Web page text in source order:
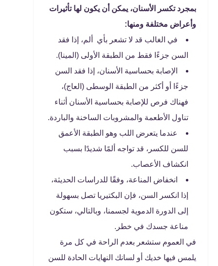
بمجرد تكسر الأسنان، يمكن أن يكون لها تأثيرات
وأعراض مختلفة ومنها:
في الغالب قد لا تشعر بأي ألم، إذا فقد
السن جزءًا فقط من الطبقة الأولى (المينا).
الإصابة بحساسية الأسنان، إذا فقد السن
جزءًا أو أكثر من الطبقة الوسطى (العاج)،
فهناك فرص للإصابة بحساسية الأسنان أثناء
تناول الأطعمة والمشروبات الساخنة والباردة.
عندما يتعرض اللب وهو الطبقة الأعمق
للسن للكسر، قد تواجه ألمًا شديدًا بسبب
انكشاف الأعصاب.
انخفاض المناعة، وفقًا للدراسات الحديثة،
إذا انكسر السن، فإن البكتيريا تصل بسهولة
إلى الدورة الدموية لجسمنا، وبالتالي، ستكون
مناعة جسدك في خطر.
في العموم ستشعر بعدم الراحة في كل مرة
يلمس فيها خديك أو لسانك النهايات الحادة للسن